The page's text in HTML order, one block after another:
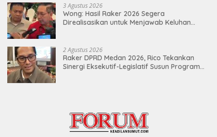
3 Agustus 2026
Wong: Hasil Raker 2026 Segera
Direalisasikan untuk Menjawab Keluhan
2 Agustus 2026
Raker DPRD Medan 2026, Rico Tekankan
Sinergi Eksekutif-Legislatif Susun Program